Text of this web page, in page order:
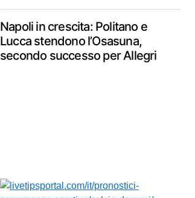
Napoli in crescita: Politano e
Lucca stendono l’Osasuna,
secondo successo per Allegri